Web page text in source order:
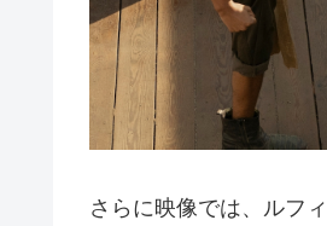
さらに映像では、ルフ